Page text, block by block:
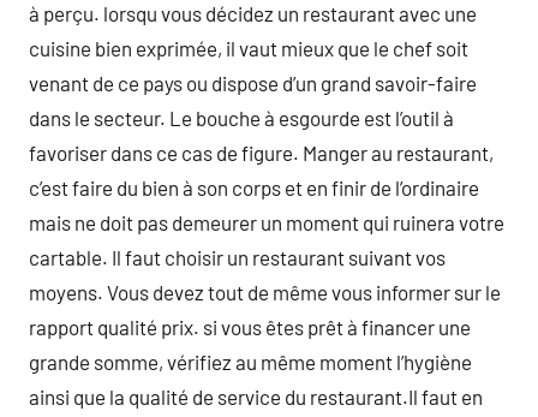
à perçu. lorsqu vous décidez un restaurant avec une
cuisine bien exprimée, il vaut mieux que le chef soit
venant de ce pays ou dispose d’un grand savoir-faire
dans le secteur. Le bouche à esgourde est l’outil à
favoriser dans ce cas de figure. Manger au restaurant,
c’est faire du bien à son corps et en finir de l’ordinaire
mais ne doit pas demeurer un moment qui ruinera votre
cartable. Il faut choisir un restaurant suivant vos
moyens. Vous devez tout de même vous informer sur le
rapport qualité prix. si vous êtes prêt à financer une
grande somme, vérifiez au même moment l’hygiène
ainsi que la qualité de service du restaurant.Il faut en